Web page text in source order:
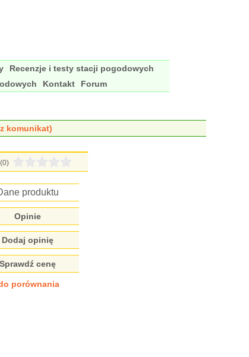
Recenzje i testy stacji pogodowych
Kontakt Forum
komunikat)
(0)
produktu
Opinie
Dodaj opinię
Sprawdź cenę
porównania